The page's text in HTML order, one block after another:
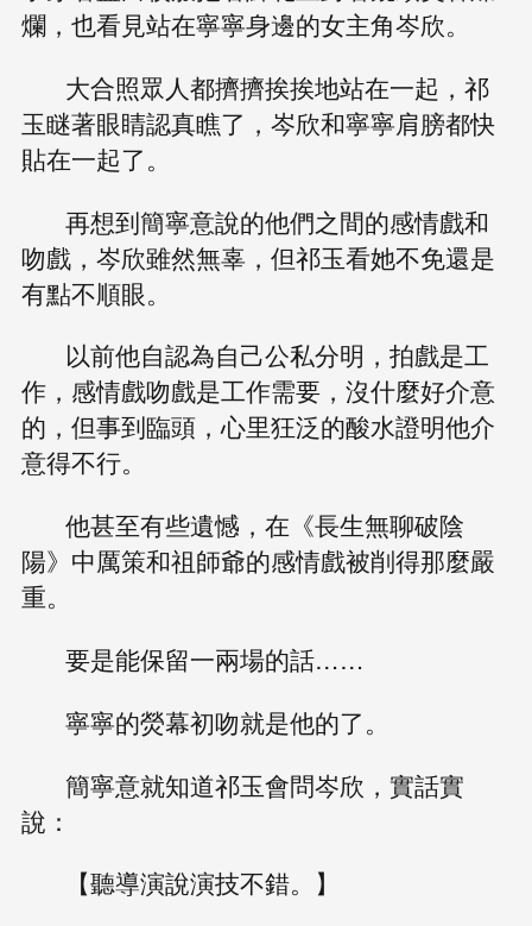
爛，也看見站在寧寧身邊的女主角岑欣。
大合照眾人都擠擠挨挨地站在一起，祁
玉瞇著眼睛認真瞧了，岑欣和寧寧肩膀都快
貼在一起了。
再想到簡寧意說的他們之間的感情戲和
吻戲，岑欣雖然無辜，但祁玉看她不免還是
有點不順眼。
以前他自認為自己公私分明，拍戲是工
作，感情戲吻戲是工作需要，沒什麼好介意
的，但事到臨頭，心里狂泛的酸水證明他介
意得不行。
他甚至有些遺憾，在《長生無聊破陰
陽》中厲策和祖師爺的感情戲被削得那麼嚴
重。
要是能保留一兩場的話……
寧寧的熒幕初吻就是他的了。
簡寧意就知道祁玉會問岑欣，實話實
說：
【聽導演說演技不錯。】